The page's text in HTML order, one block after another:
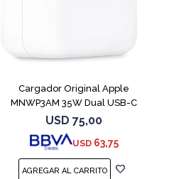
Cargador Original Apple
MNWP3AM 35W Dual USB-C
USD 75,00
USD 63,75